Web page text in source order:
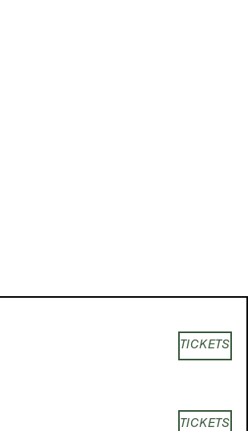
TICKETS
TICKETS